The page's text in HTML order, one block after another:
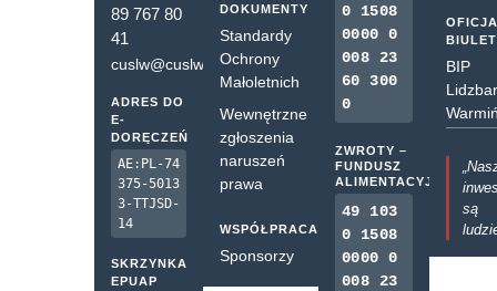
89 767 80
41
cuslw@cuslw.pl
ADRES DO
E-
DORĘCZEŃ
AE:PL-74
375-5013
3-TTJSD-
14
SKRZYNKA
EPUAP
DOKUMENTY
Standardy
Ochrony
Małoletnich
Wewnętrzne
zgłoszenia
naruszeń
prawa
WSPÓŁPRACA
Sponsorzy
0 1508
0000 0
008 23
60 300
0
ZWROTY –
FUNDUSZ
ALIMENTACYJNY
49 103
0 1508
0000 0
008 23
BIP
są